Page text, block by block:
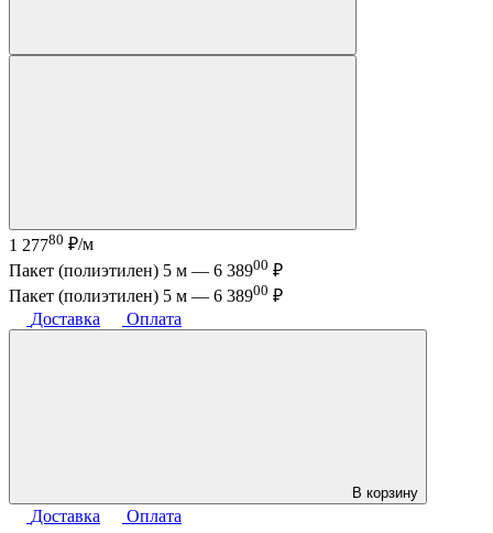
1 27780 ₽/м
Пакет (полиэтилен) 5 м — 6 38900 ₽
Пакет (полиэтилен) 5 м — 6 38900 ₽
Доставка
Оплата
В корзину
Доставка Оплата